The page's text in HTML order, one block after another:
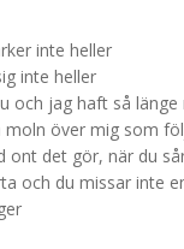
inte heller
inte heller
och jag haft så länge
över mig som
ont det gör, när du
och du missar inte